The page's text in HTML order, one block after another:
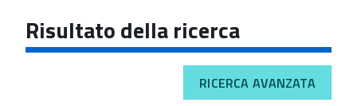
navigazione
Risultato della ricerca
RICERCA AVANZATA